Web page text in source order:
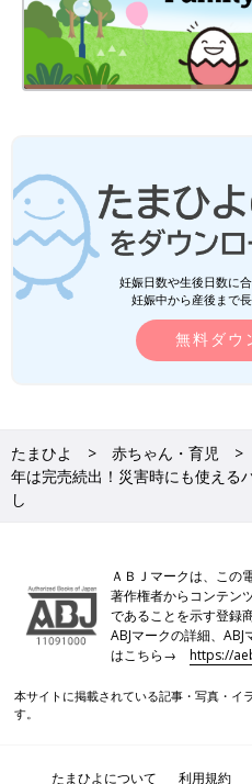
妊娠日数や生後日数に
妊娠中から産後まで
無料ダウ
たまひよ 赤ちゃん・育児
年は完売続出！災害時にも使える
し
ＡＢＪマークは、この
著作権者からコンテン
であることを示す登録
ABJマークの詳細、
はこちら→https://
本サイトに掲載されている記事・写真・イ
す。
たまひよについて 利用規約